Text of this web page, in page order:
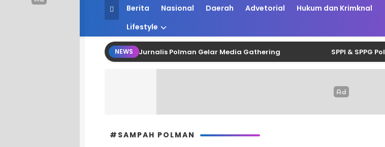
Ruang Redaksi
Informasi Mencerdaskan
Berita Nasional Daerah Advetorial Hukum dan Krimknal
Lifestyle
NEWS
dan Fungsi Kontrol, Jurnalis Polman Gelar Media Gathering SPPI & SPPG
#SAMPAH POLMAN